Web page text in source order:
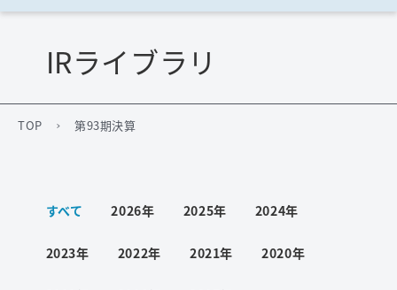
サステナビリティ
ワード検索
お問い合わせ
TOP 第93期決算
IRライブラリ
すべて 2026年 2025年 2024年
2023年 2022年 2021年 2020年